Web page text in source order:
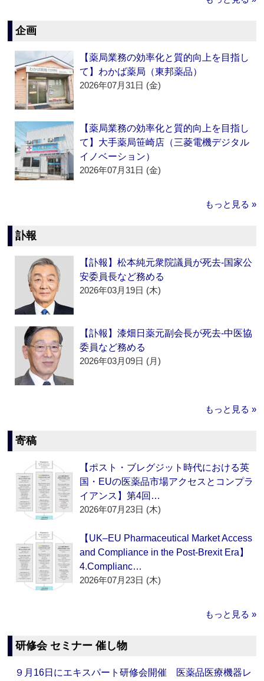
企画
【薬局業務の効率化と質的向上を目指し
て】わかば薬局（東邦薬品）
2026年07月31日 (金)
【薬局業務の効率化と質的向上を目指し
て】大手薬局笹崎店（三菱電機デジタル
イノベーション）
2026年07月31日 (金)
もっと見る »
訃報
【訃報】松本純元衆院議員が死去‐国家公
安委員長など務める
2026年03月19日 (木)
【訃報】漆畑日薬元副会長が死去‐中医協
委員など務める
2026年03月09日 (月)
もっと見る »
寄稿
【ポスト・ブレグジット時代における英
国・EUの医薬品市場アクセスとコンプラ
イアンス】第4回…
2026年07月23日 (木)
【UK–EU Pharmaceutical Market Access
and Compliance in the Post-Brexit Era】
4.Complianc…
2026年07月23日 (木)
もっと見る »
研修会 セミナー 催し物
９月16日にエキスパート研修会開催 医薬品医療機器レ